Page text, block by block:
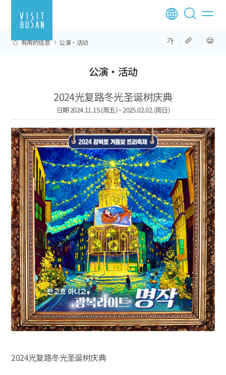
有用的信息 公演·活动
公演·活动
2024光复路冬光圣诞树庆典
日期 2024.11.15.(周五) ~ 2025.02.02.(周日)
2024光复路冬光圣诞树庆典